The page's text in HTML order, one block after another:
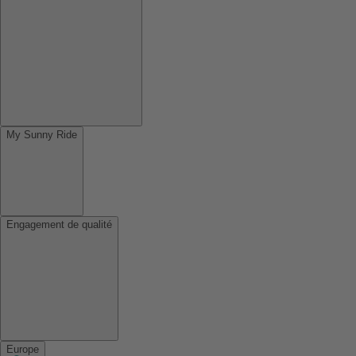
My Sunny Ride
Engagement de qualité
Europe